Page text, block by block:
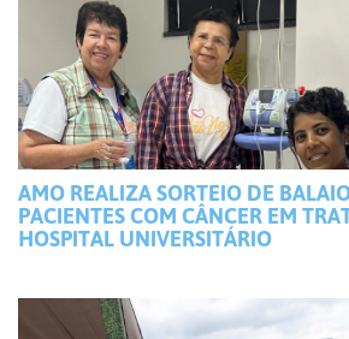
AMO REALIZA SORTEIO DE
PACIENTES COM CÂNCER EM
HOSPITAL UNIVERSITÁRIO